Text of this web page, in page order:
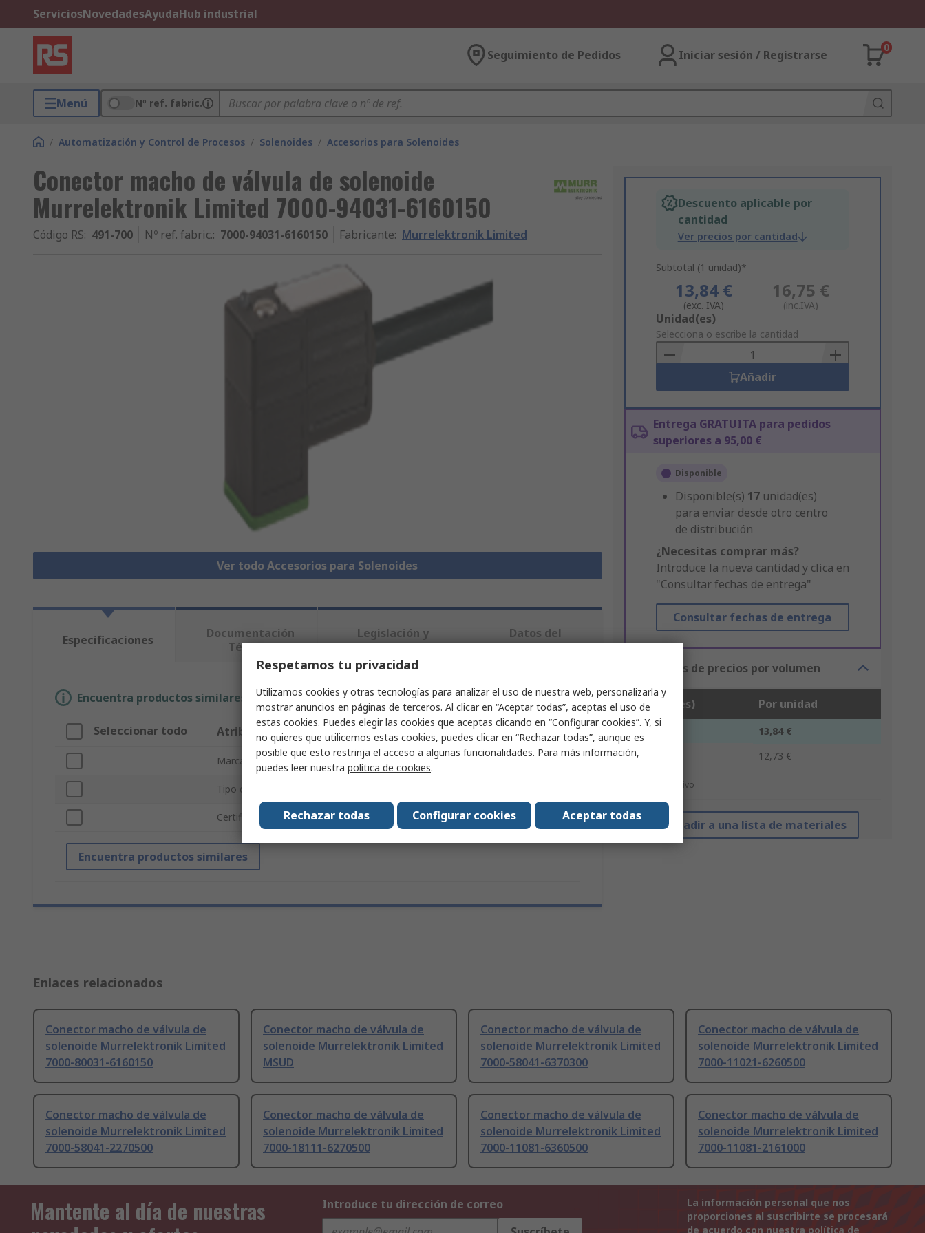
ServiciosNovedadesAyudaHub industrial
Seguimiento de Pedidos Iniciar sesión / Registrarse
0
Menú Nº ref. fabric.
/ Automatización y Control de Procesos / Solenoides / Accesorios para Solenoides
Conector macho de válvula de solenoide
Murrelektronik Limited 7000-94031-6160150
Código RS: 491-700 Nº ref. fabric.: 7000-94031-6160150 Fabricante: Murrelektronik Limited
Ver todo Accesorios para Solenoides
Descuento aplicable por
cantidad
Ver precios por cantidad
Subtotal (1 unidad)*
13,84 €
(exc. IVA)
16,75 €
(inc.IVA)
Add
to
Basket
Unidad(es)
Selecciona o escribe la cantidad
Añadir
Entrega GRATUITA para pedidos
superiores a 95,00 €
Disponible
Disponible(s) 17 unidad(es)
para enviar desde otro centro
de distribución
¿Necesitas comprar más?
Introduce la nueva cantidad y clica en
"Consultar fechas de entrega"
Consultar fechas de entrega
Opciones de precios por volumen
Unidad(es) Por unidad
1 - 9
13,84 €
10 +
12,73 €
*precio indicativo
Añadir a una lista de materiales
Especificaciones
Documentación
Técnica
Legislación y
Conformidad
Datos del
Producto
Encuentra productos similares seleccionando uno o varios atributos.
Seleccionar todo Atributo Valor
Marca Murrelektronik Limited
Tipo de producto
Certificaciones y estándares RoHS, CE, UKCA, EAC
Encuentra productos similares
Enlaces relacionados
Conector macho de válvula de
solenoide Murrelektronik Limited
7000-80031-6160150
Conector macho de válvula de
solenoide Murrelektronik Limited
MSUD
Conector macho de válvula de
solenoide Murrelektronik Limited
7000-58041-6370300
Conector macho de válvula de
solenoide Murrelektronik Limited
7000-11021-6260500
Conector macho de válvula de
solenoide Murrelektronik Limited
7000-58041-2270500
Conector macho de válvula de
solenoide Murrelektronik Limited
7000-18111-6270500
Conector macho de válvula de
solenoide Murrelektronik Limited
7000-11081-6360500
Conector macho de válvula de
solenoide Murrelektronik Limited
7000-11081-2161000
Mantente al día de nuestras
Introduce tu dirección de correo
La información personal que nos
proporciones al suscribirte se procesará
de acuerdo con nuestra política de
Respetamos tu privacidad
Utilizamos cookies y otras tecnologías para analizar el uso de nuestra web, personalizarla y
mostrar anuncios en páginas de terceros. Al clicar en “Aceptar todas”, aceptas el uso de
estas cookies. Puedes elegir las cookies que aceptas clicando en “Configurar cookies”. Y, si
no quieres que utilicemos estas cookies, puedes clicar en “Rechazar todas”, aunque es
posible que esto restrinja el acceso a algunas funcionalidades. Para más información,
puedes leer nuestra política de cookies.
Aceptar todas
Configurar cookies
Rechazar todas